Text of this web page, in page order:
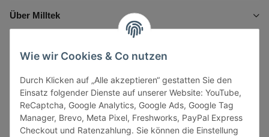
Wie wir Cookies & Co nutzen
Durch Klicken auf „Alle akzeptieren“ gestatten Sie den
Einsatz folgender Dienste auf unserer Website: YouTube,
ReCaptcha, Google Analytics, Google Ads, Google Tag
Manager, Brevo, Meta Pixel, Freshworks, PayPal Express
Checkout und Ratenzahlung. Sie können die Einstellung
Über Milltek
Gesetzliche Informationen